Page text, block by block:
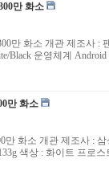
만 화소
만 화소 개관 제조
운영체계
만 화소
화소 개관 제조사 :
색상 : 화이트 프